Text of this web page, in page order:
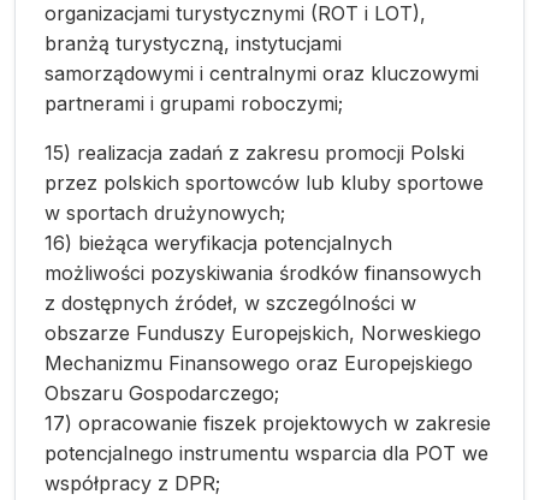
organizacjami turystycznymi (ROT i LOT),
branżą turystyczną, instytucjami
samorządowymi i centralnymi oraz kluczowymi
partnerami i grupami roboczymi;
15) realizacja zadań z zakresu promocji Polski
przez polskich sportowców lub kluby sportowe
w sportach drużynowych;
16) bieżąca weryfikacja potencjalnych
możliwości pozyskiwania środków finansowych
z dostępnych źródeł, w szczególności w
obszarze Funduszy Europejskich, Norweskiego
Mechanizmu Finansowego oraz Europejskiego
Obszaru Gospodarczego;
17) opracowanie fiszek projektowych w zakresie
potencjalnego instrumentu wsparcia dla POT we
współpracy z DPR;